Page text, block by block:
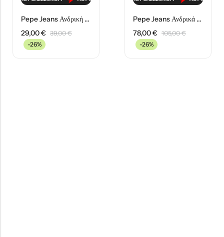
Pepe Jeans Ανδρική Mπλούζα PM508209-999 Μαύρη
29,00€ 39,00€
-26%
Pepe Jeans Ανδρικά Παπούτσια PMS30987-999 Μαύρα
78,00€ 105,00€
-26%